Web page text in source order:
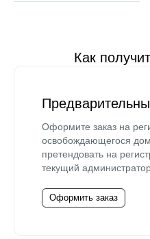
Как
Оформите заказ на
освобождающегося
претендовать на
текущий
Оформить заказ